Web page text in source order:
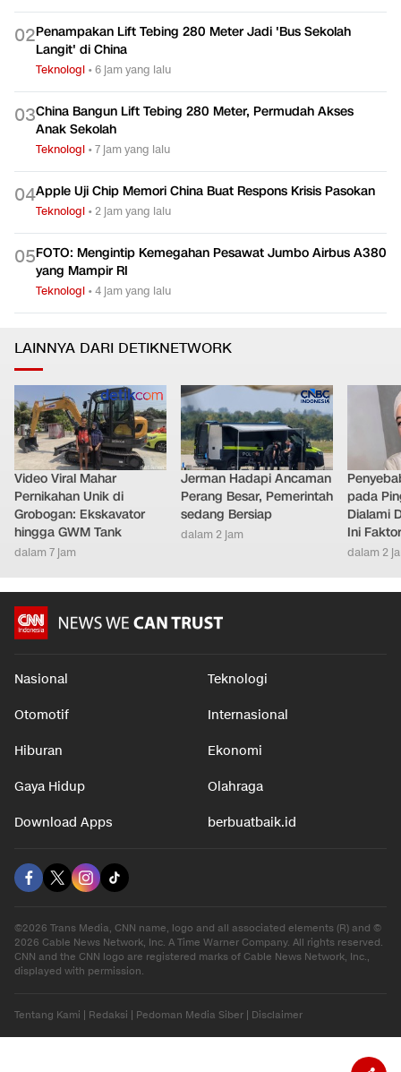
02Penampakan Lift Tebing 280 Meter Jadi 'Bus Sekolah
Langit' di China
Teknologi •6 jam yang lalu
03China Bangun Lift Tebing 280 Meter, Permudah Akses
Anak Sekolah
Teknologi •7 jam yang lalu
04Apple Uji Chip Memori China Buat Respons Krisis Pasokan
Teknologi •2 jam yang lalu
05FOTO: Mengintip Kemegahan Pesawat Jumbo Airbus A380
yang Mampir RI
Teknologi •4 jam yang lalu
LAINNYA DARI DETIKNETWORK
Video Viral Mahar
Pernikahan Unik di
Grobogan: Ekskavator
hingga GWM Tank
dalam 7 jam
Jerman Hadapi Ancaman
Perang Besar, Pemerintah
sedang Bersiap
dalam 2 jam
pada
Dialami
Ini
dalam 2
Nasional Teknologi
Otomotif Internasional
Hiburan Ekonomi
Gaya Hidup Olahraga
Download Apps berbuatbaik.id
©2026 Trans Media, CNN name, logo and all associated elements (R) and ©
2026 Cable News Network, Inc. A Time Warner Company. All rights reserved.
CNN and the CNN logo are registered marks of Cable News Network, Inc.,
displayed with permission.
Tentang Kami Redaksi Pedoman Media Siber Disclaimer